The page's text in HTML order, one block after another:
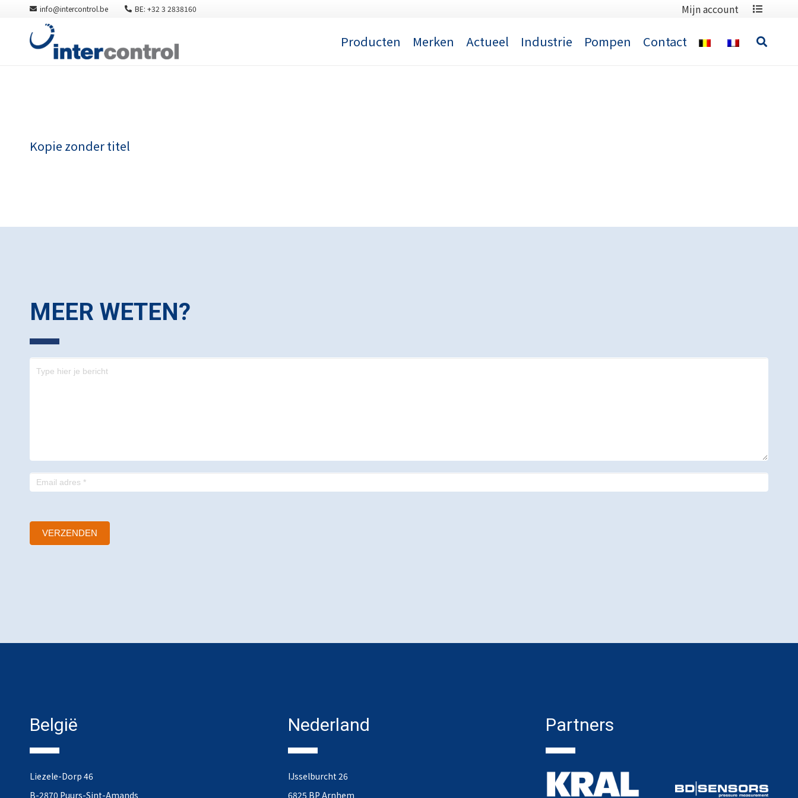
info@intercontrol.be BE: +32 3 2838160 Mijn account
Producten Merken Actueel Industrie Pompen Contact
Kopie zonder titel
MEER WETEN?
Contact
VERZENDEN
België
Liezele-Dorp 46
B-2870 Puurs-Sint-Amands
Nederland
IJsselburcht 26
6825 BP Arnhem
Partners